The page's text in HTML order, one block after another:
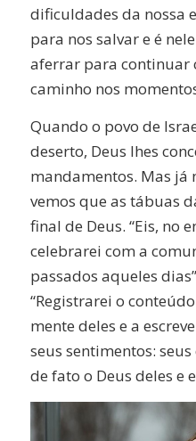
dificuldades da nossa
para nos salvar e é
aferrar para continuar
caminho nos
Quando o povo de
deserto, Deus lhes
mandamentos. Mas já
vemos que as tábuas
final de Deus. “Eis, no
celebrarei com a
passados aqueles
“Registrarei o
mente deles e a
seus sentimentos:
de fato o Deus deles e